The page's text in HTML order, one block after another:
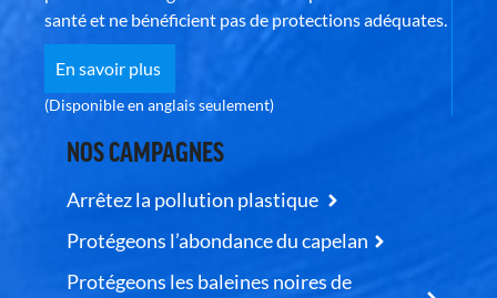
santé et ne bénéficient pas de protections adéquates.
En savoir plus
(Disponible en anglais seulement)
NOS CAMPAGNES
Arrêtez la pollution plastique
Protégeons l’abondance du capelan
Protégeons les baleines noires de